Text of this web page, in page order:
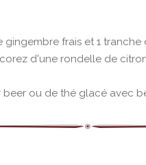
frais et 1
d'une rondelle de
ou de thé glacé avec